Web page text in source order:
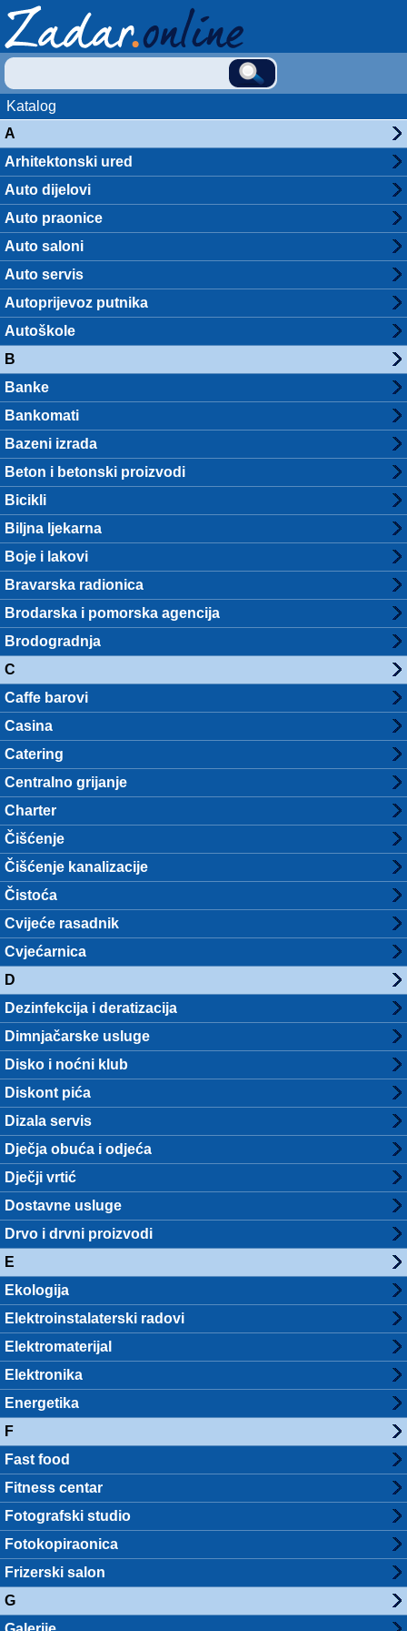
Katalog
A
Arhitektonski ured
Auto dijelovi
Auto praonice
Auto saloni
Auto servis
Autoprijevoz putnika
Autoškole
B
Banke
Bankomati
Bazeni izrada
Beton i betonski proizvodi
Bicikli
Biljna ljekarna
Boje i lakovi
Bravarska radionica
Brodarska i pomorska agencija
Brodogradnja
C
Caffe barovi
Casina
Catering
Centralno grijanje
Charter
Čišćenje
Čišćenje kanalizacije
Čistoća
Cvijeće rasadnik
Cvjećarnica
D
Dezinfekcija i deratizacija
Dimnjačarske usluge
Disko i noćni klub
Diskont pića
Dizala servis
Dječja obuća i odjeća
Dječji vrtić
Dostavne usluge
Drvo i drvni proizvodi
E
Ekologija
Elektroinstalaterski radovi
Elektromaterijal
Elektronika
Energetika
F
Fast food
Fitness centar
Fotografski studio
Fotokopiraonica
Frizerski salon
G